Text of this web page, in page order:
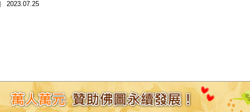
2023.07.25